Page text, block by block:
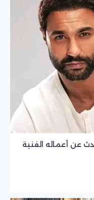
عن أعماله الفنية